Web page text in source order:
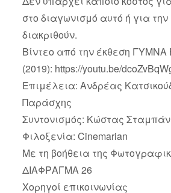
στο διαγωνισμό αυτό ή για
διακριθούν.
Βίντεο από την έκθεση ΓΥΜΝΑ
(2019): https://youtu.be/
Επιμέλεια: Ανδρέας
Παράσχης
Συντονισμός: Κώστας
Φιλοξενία: Cinemarian
Με τη βοήθεια της
ΔΙΑΦΡΑΓΜΑ 26
Χορηγoί επικοινωνίας